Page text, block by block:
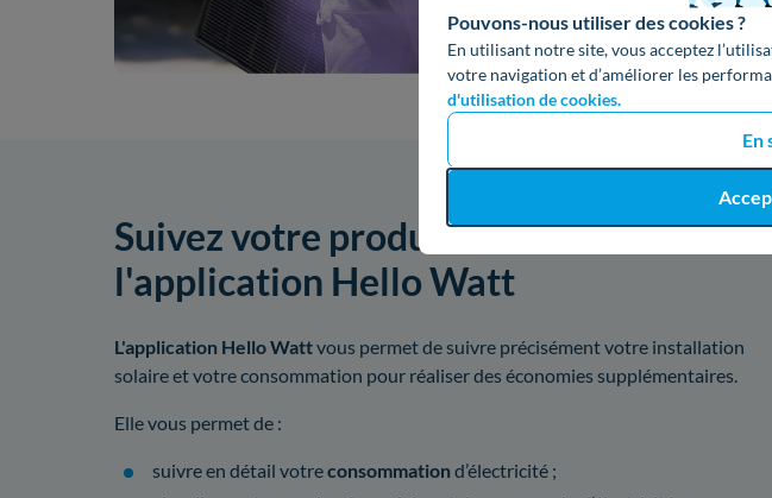
Pouvons-nous utiliser des cookies ?
En utilisant notre site, vous acceptez
votre navigation et d’améliorer les
d'utilisation de cookies.
En
Suivez votre production solaire avec
l'application Hello Watt
L'application Hello Wattvous permet de suivre précisément votre installation
solaire et votre consommation pour réaliser des économies supplémentaires.
Elle vous permet de :
suivre en détail votreconsommation d’électricité ;